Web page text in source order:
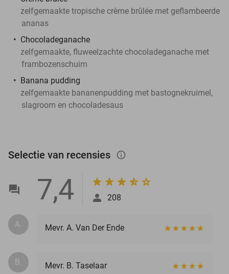
zelfgemaakte tropische crème brûlée met geflambeerde
ananas
Chocoladeganache
zelfgemaakte, fluweelzachte chocoladeganache met
frambozenschuim
Banana pudding
zelfgemaakte bananenpudding met bastognekruimel,
slagroom en chocoladesaus
Selectie van recensies info_outlined
7,4 208
A. Mevr. A. Van Der Ende
B. Mevr. B. Taselaar